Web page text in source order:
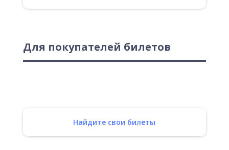
Для покупателей билетов
Найдите свои билеты